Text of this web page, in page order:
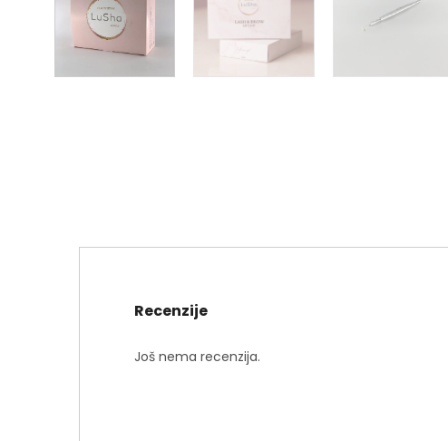
Recenzije
Još nema recenzija.